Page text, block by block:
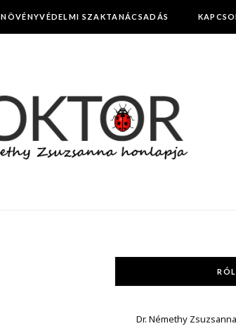
NÖVÉNYVÉDELMI SZAKTANÁCSADÁS
Dr. Némethy